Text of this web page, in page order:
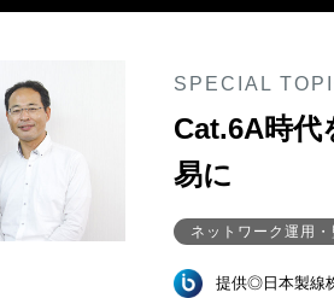
SPECIAL
Cat.6A時
易に
ネットワーク運用・
提供◎日本製線